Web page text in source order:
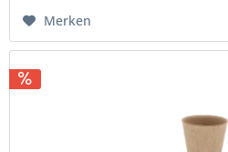
Merken